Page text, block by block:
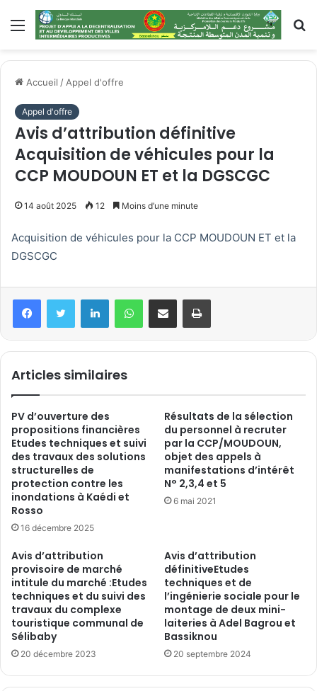
Menu
Accueil / Appel d'offre
Appel d'offre
Avis d’attribution définitive
Acquisition de véhicules pour la
CCP MOUDOUN ET et la DGSCGC
14 août 2025 12 Moins d’une minute
Acquisition de véhicules pour la CCP MOUDOUN ET et la
DGSCGC
Articles similaires
PV d’ouverture des
propositions financières
Etudes techniques et suivi
des travaux des solutions
structurelles de
protection contre les
inondations à Kaédi et
Rosso
16 décembre 2025
Résultats de la sélection
du personnel à recruter
par la CCP/MOUDOUN,
objet des appels à
manifestations d’intérêt
N° 2,3,4 et 5
6 mai 2021
Avis d’attribution
provisoire de marché
intitule du marché :Etudes
techniques et du suivi des
travaux du complexe
touristique communal de
Sélibaby
20 décembre 2023
Avis d’attribution
définitiveEtudes
techniques et de
l’ingénierie sociale pour le
montage de deux mini-
laiteries à Adel Bagrou et
Bassiknou
20 septembre 2024